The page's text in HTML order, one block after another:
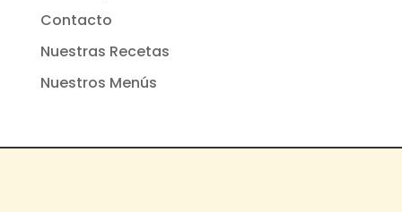
Contacto
Nuestras Recetas
Nuestros Menús